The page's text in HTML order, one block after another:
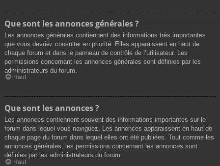
Que sont les annonces générales ?
Les annonces générales contiennent des informations très importantes
que vous devriez consulter en priorité. Elles apparaissent en haut de
chaque forum et dans le panneau de contrôle de l’utilisateur. Les
permissions concernant les annonces générales sont définies par les
administrateurs du forum.
Haut
Que sont les annonces ?
Les annonces contiennent souvent des informations importantes sur le
forum dans lequel vous naviguez. Les annonces apparaissent en haut de
chaque page du forum dans lequel elles ont été publiées. Tout comme les
annonces générales, les permissions concernant les annonces sont
définies par les administrateurs du forum.
Haut